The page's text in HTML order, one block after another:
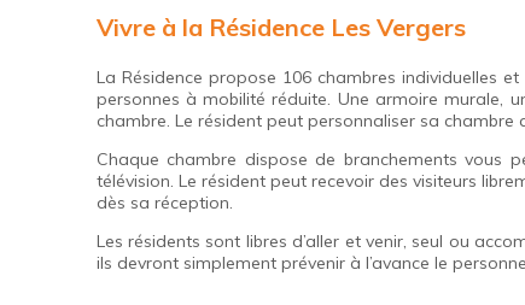
Vivre à la Résidence Les Vergers
La Résidence propose 106 chambres individuelles
personnes à mobilité réduite. Une armoire murale,
chambre. Le résident peut personnaliser sa
Chaque chambre dispose de branchements vous
télévision. Le résident peut recevoir des visiteurs
dès sa réception.
Les résidents sont libres d’aller et venir, seul ou
ils devront simplement prévenir à l’avance le